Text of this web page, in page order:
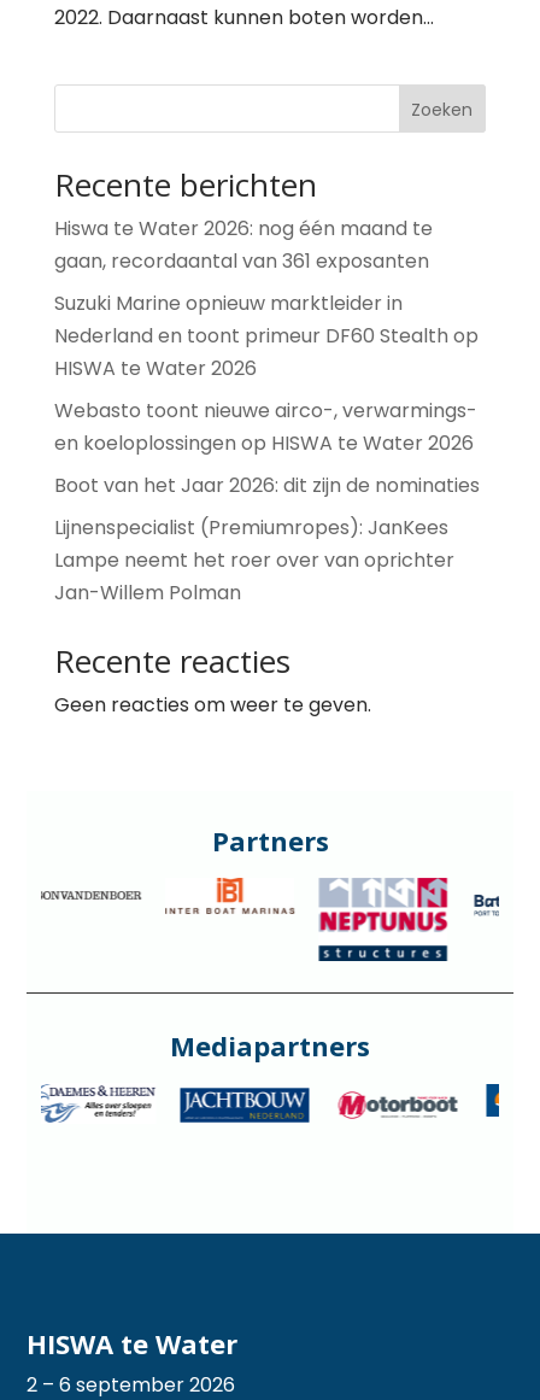
2022. Daarnaast kunnen boten worden...
Zoeken
Recente berichten
Hiswa te Water 2026: nog één maand te
gaan, recordaantal van 361 exposanten
Suzuki Marine opnieuw marktleider in
Nederland en toont primeur DF60 Stealth op
HISWA te Water 2026
Webasto toont nieuwe airco-, verwarmings-
en koeloplossingen op HISWA te Water 2026
Boot van het Jaar 2026: dit zijn de nominaties
Lijnenspecialist (Premiumropes): JanKees
Lampe neemt het roer over van oprichter
Jan-Willem Polman
Recente reacties
Geen reacties om weer te geven.
Partners
Mediapartners
HISWA te Water
2 – 6 september 2026